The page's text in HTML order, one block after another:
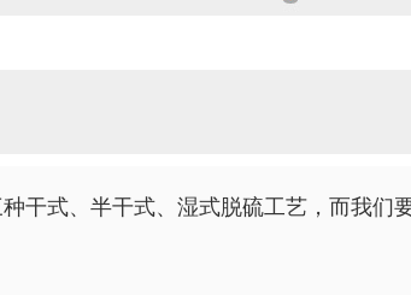
干式、半干式、湿式脱硫工艺，而我们